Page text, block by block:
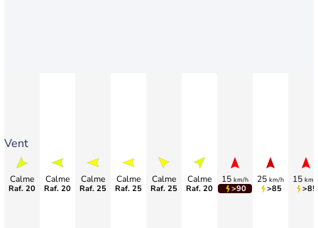
Vent
Calme
Raf. 20
Calme
Raf. 20
Calme
Raf. 25
Calme
Raf. 25
Calme
Raf. 25
Calme
Raf. 20
15 km/h
>90
25 km/h
>85
15 km/
>85